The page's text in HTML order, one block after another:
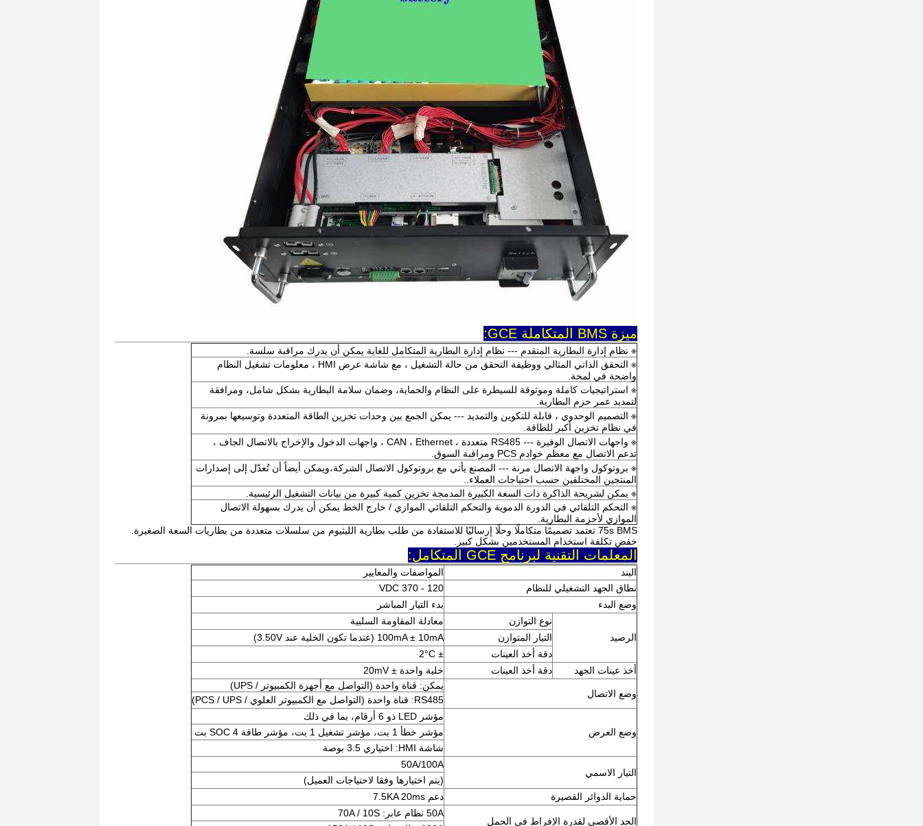
ميزة BMS المتكاملة GCE:
※ نظام إدارة البطارية المتقدم --- نظام إدارة البطارية المتكامل للغاية يمكن أن يدرك مراقبة سلسة.
※ التحقق الذاتي المثالي ووظيفة التحقق من حالة التشغيل ، مع شاشة عرض HMI ، معلومات تشغيل النظام
واضحة في لمحة.
※ استراتيجيات كاملة وموثوقة للسيطرة على النظام والحماية، وضمان سلامة البطارية بشكل شامل، ومرافقة
لتمديد عمر حزم البطارية.
※ التصميم الوحدوي ، قابلة للتكوين والتمديد --- يمكن الجمع بين وحدات تخزين الطاقة المتعددة وتوسيعها بمرونة
في نظام تخزين أكبر للطاقة.
※ واجهات الاتصال الوفيرة --- RS485 متعددة ، CAN ، Ethernet ، واجهات الدخول والإخراج بالاتصال الجاف ،
تدعم الاتصال مع معظم خوادم PCS ومراقبة السوق.
※ بروتوكول واجهة الاتصال مرنة --- المصنع يأتي مع بروتوكول الاتصال الشركة،ويمكن أيضاً أن تُعدّل إلى إصدارات
المنتجين المختلفين حسب احتياجات العملاء..
※ يمكن لشريحة الذاكرة ذات السعة الكبيرة المدمجة تخزين كمية كبيرة من بيانات التشغيل الرئيسية.
※ التحكم التلقائي في الدورة الدموية والتحكم التلقائي الموازي / خارج الخط يمكن أن يدرك بسهولة الاتصال
الموازي لأحزمة البطارية.
75s BMS تعتمد تصميمًا متكاملًا وحلًا إرساليًا للاستفادة من طلب بطارية الليثيوم من سلسلات متعددة من بطاريات السعة الصغيرة.
خفض تكلفة استخدام المستخدمين بشكل كبير.
المعلمات التقنية لبرنامج GCE المتكامل:
البند
المواصفات والمعايير
نطاق الجهد التشغيلي للنظام
120 - 370 VDC
وضع البدء
بدء التيار المباشر
الرصيد
نوع التوازن
معادلة المقاومة السلبية
التيار المتوازن
100mA ± 10mA (عندما تكون الخلية عند 3.50V)
دقة أخذ العينات
± 2°C
أخذ عينات الجهد
دقة أخذ العينات خلية واحدة ± 20mV
وضع الاتصال
يمكن: قناة واحدة (التواصل مع أجهزة الكمبيوتر / UPS)
RS485: قناة واحدة (التواصل مع الكمبيوتر العلوي / PCS / UPS)
وضع العرض
مؤشر LED ذو 6 أرقام، بما في ذلك
مؤشر خطأ 1 بت، مؤشر تشغيل 1 بت، مؤشر طاقة SOC 4 بت
شاشة HMI: اختياري 3.5 بوصة
التيار الاسمي
50A/100A
(يتم اختيارها وفقا لاحتياجات العميل)
حماية الدوائر القصيرة
دعم 7.5KA 20ms
الحد الأقصى لقدرة الإفراط في الحمل
50A نظام عابر: 70A / 10S